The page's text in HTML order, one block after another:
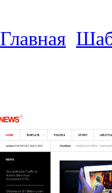
Главная